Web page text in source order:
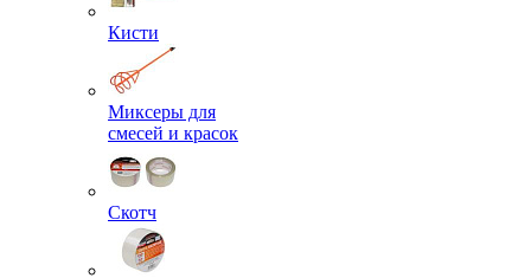
Кисти
Миксеры для
смесей и красок
Скотч